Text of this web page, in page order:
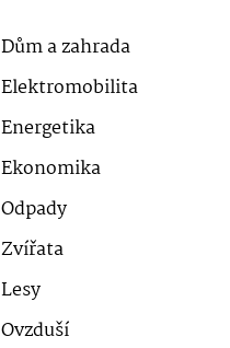
Dům a zahrada
Elektromobilita
Energetika
Ekonomika
Odpady
Zvířata
Lesy
Ovzduší